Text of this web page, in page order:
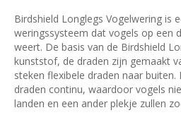
Birdshield Longlegs Vogelwering is
weringssysteem dat vogels op een
weert. De basis van de Birdshield
kunststof, de draden zijn gemaakt
steken flexibele draden naar
draden continu, waardoor vogels
landen en een ander plekje zullen